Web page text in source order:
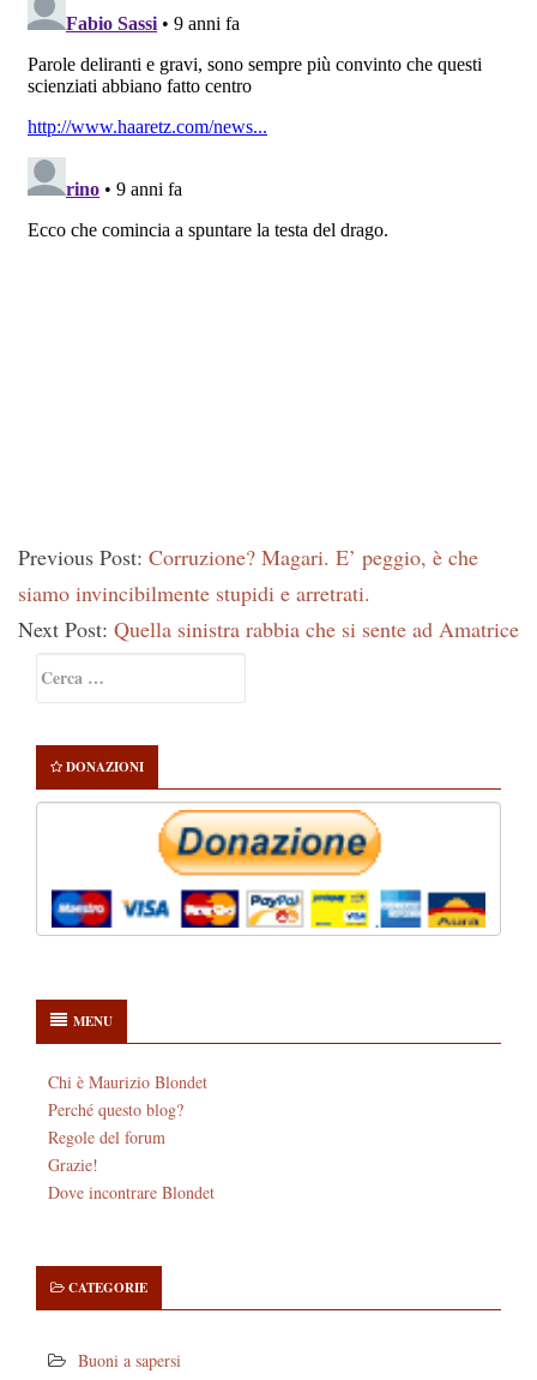
Previous Post: Corruzione? Magari. E’ peggio, è che
siamo invincibilmente stupidi e arretrati.
Next Post: Quella sinistra rabbia che si sente ad Amatrice
Sidebar
per:
DONAZIONI
MENU
Chi è Maurizio Blondet
Perché questo blog?
Regole del forum
Grazie!
Dove incontrare Blondet
CATEGORIE
Buoni a sapersi